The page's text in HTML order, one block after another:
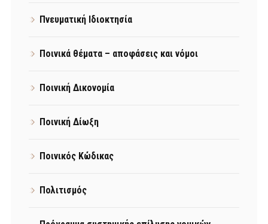
Πνευματική Ιδιοκτησία
Ποινικά θέματα – αποφάσεις και νόμοι
Ποινική Δικονομία
Ποινική Δίωξη
Ποινικός Κώδικας
Πολιτισμός